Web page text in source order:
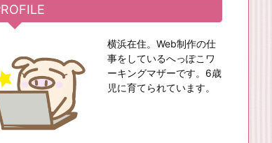
横浜在住。Web制作の仕
事をしているへっぽこワ
ーキングマザーです。6歳
児に育てられています。